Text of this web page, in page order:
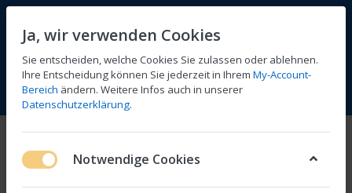
Menü Anmelden Vergleichen Wunschliste
Ja, wir verwenden Cookies
Sie entscheiden, welche Cookies Sie zulassen oder ablehnen.
Ihre Entscheidung können Sie jederzeit in Ihrem My-Account-
Bereich ändern. Weitere Infos auch in unserer
Datenschutzerklärung.
Notwendige Cookies